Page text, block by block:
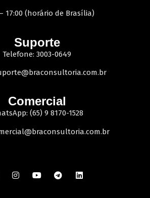
17:00 (horário de Brasília)
Suporte
Telefone: 3003-0649
Comercial
(65) 9 8170-1528